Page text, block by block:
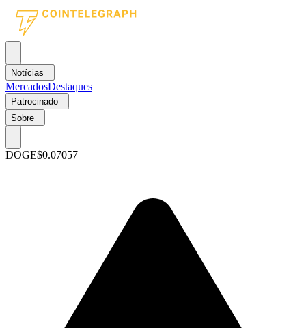
Notícias
MercadosDestaques
Patrocinado
Sobre
DOGE$0.07057